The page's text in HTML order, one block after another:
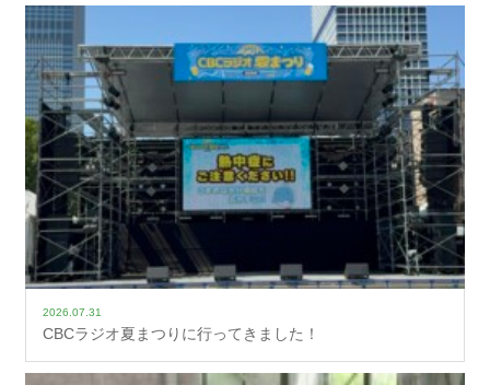
2026.07.31
CBCラジオ夏まつりに行ってきました！